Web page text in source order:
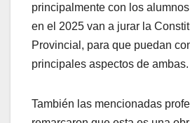
principalmente con los
en el 2025 van a jurar la
Provincial, para que puedan
principales aspectos de ambas.
También las mencionadas